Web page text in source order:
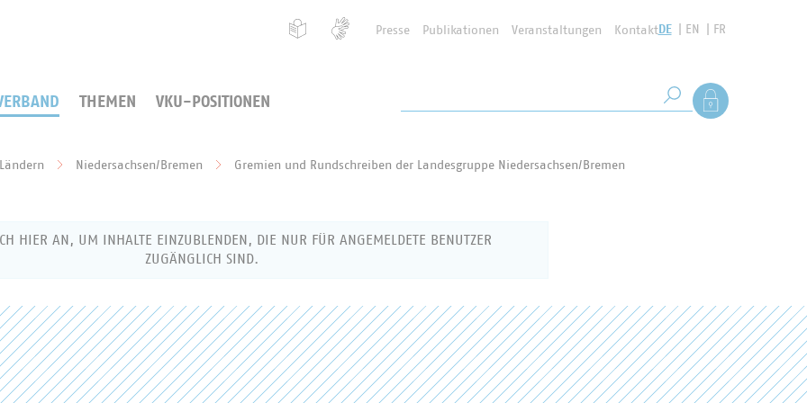
Presse Publikationen Veranstaltungen KontaktDE EN FR
THEMEN VKU-POSITIONEN Suche starten
Als Mitglied
Niedersachsen/Bremen
Gremien und Rundschreiben der Landesgruppe Niedersachsen/Bremen
HIER AN, UM INHALTE EINZUBLENDEN, DIE NUR FÜR ANGEMELDETE BENUTZER
ZUGÄNGLICH SIND.
als VKU-Mitglied
Benutzernamen (Ihre E-Mail-Adresse) und Ihr Passwort ein, um sich für den